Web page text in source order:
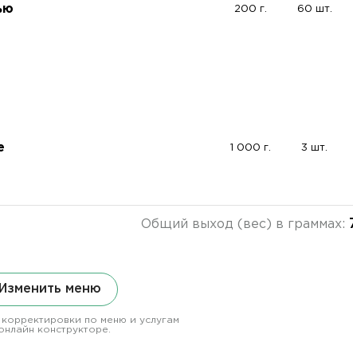
200 г. 60 шт.
1 000 г. 3 шт.
Общий выход (вес) в граммах:
Изменить меню
по меню и услугам
конструкторе.